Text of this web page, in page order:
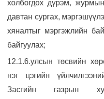
холбогдох дүрэм,
давтан сургах,
хяналтыг мэргэжлийн
байгуулах;
12.1.6.улсын төсвийн
нэг цэгийн
Засгийн газрын